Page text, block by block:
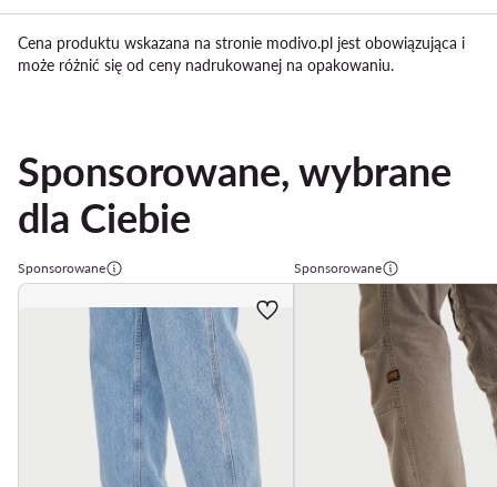
Cena produktu wskazana na stronie modivo.pl jest obowiązująca i
może różnić się od ceny nadrukowanej na opakowaniu.
Sponsorowane, wybrane
dla Ciebie
Sponsorowane Sponsorowane